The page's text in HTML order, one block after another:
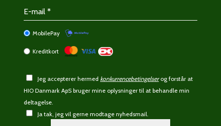
MobilePay
Kreditkort
Jeg accepterer hermed konkurrencebetingelserog forstår at
HIO Danmark ApS bruger mine oplysninger til at behandle min
deltagelse.
Ja tak, jeg vil gerne modtage nyhedsmail.